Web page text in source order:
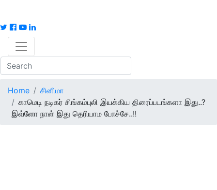
Home
சினிமா
காமெடி நடிகர் சிங்கம்புலி இயக்கிய திரைப்படங்களா இது..?
இவ்ளோ நாள் இது தெரியாம போச்சே..!!